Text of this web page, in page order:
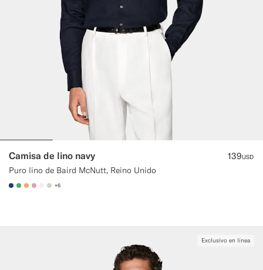
Camisa de lino navy
Puro lino de Baird McNutt, Reino Unido
139USD
#1C3D7A
#50AA6A
#F9AA62
#DAA1B6
#F1EFE8
#D7D1C3
+6
Exclusivo en línea